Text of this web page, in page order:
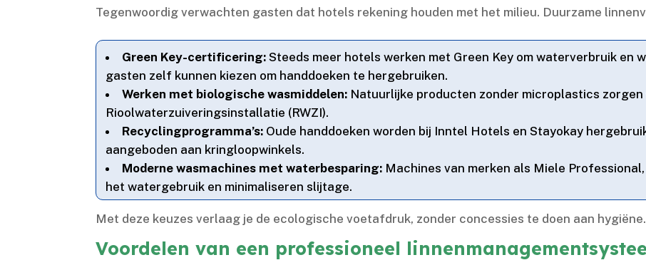
Tegenwoordig verwachten gasten dat hotels rekening houden met het milieu.​ Duurzame
Green Key-certificering: Steeds meer hotels werken met Green Key om waterverbruik en
gasten zelf kunnen kiezen om handdoeken te hergebruiken.​
Werken met biologische wasmiddelen: Natuurlijke producten zonder microplastics
Rioolwaterzuiveringsinstallatie (RWZI).​
Recyclingprogramma’s: Oude handdoeken worden bij Inntel Hotels en Stayokay
aangeboden aan kringloopwinkels.​
Moderne wasmachines met waterbesparing: Machines van merken als Miele
het watergebruik en minimaliseren slijtage.​
Met deze keuzes verlaag je de ecologische voetafdruk, zonder concessies te doen aan hygiëne.​
Voordelen van een professioneel